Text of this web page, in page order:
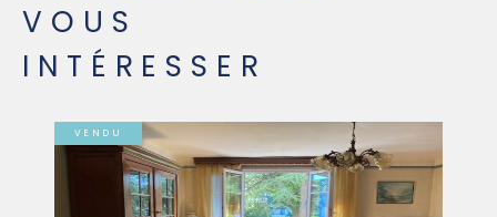
VOUS
INTÉRESSER
VENDU